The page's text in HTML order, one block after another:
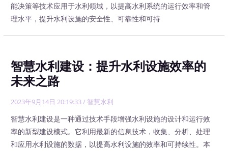
能决策等技术应用于水利领域，以提高水利系统的运行效率和管
理水平，提升水利设施的安全性、可靠性和可持
智慧水利建设：提升水利设施效率的
未来之路
2023年9月14日 20:19:33 / 智慧水利
智慧水利建设是一种通过技术手段增强水利设施的设计和运行效
率的新型建设模式。它利用最新的信息技术，收集、分析、处理
和应用水利设施的数据，以提高水利设施的效率和可持续性。本